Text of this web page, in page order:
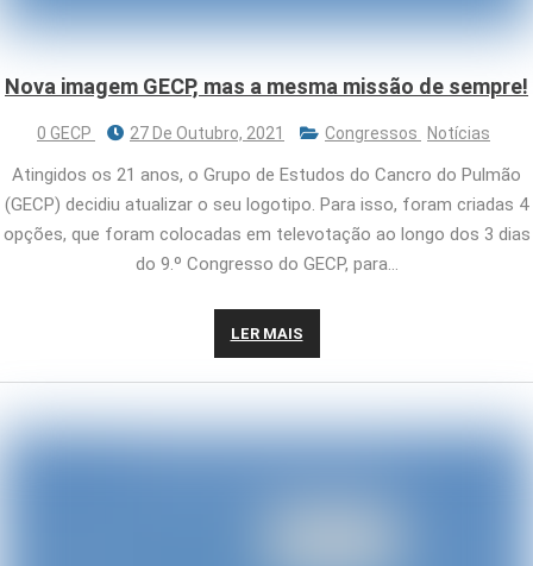
Nova imagem GECP, mas a mesma missão de sempre!
0 GECP 27 De Outubro, 2021 Congressos Notícias
Atingidos os 21 anos, o Grupo de Estudos do Cancro do Pulmão
(GECP) decidiu atualizar o seu logotipo. Para isso, foram criadas 4
opções, que foram colocadas em televotação ao longo dos 3 dias
do 9.º Congresso do GECP, para…
LER MAIS